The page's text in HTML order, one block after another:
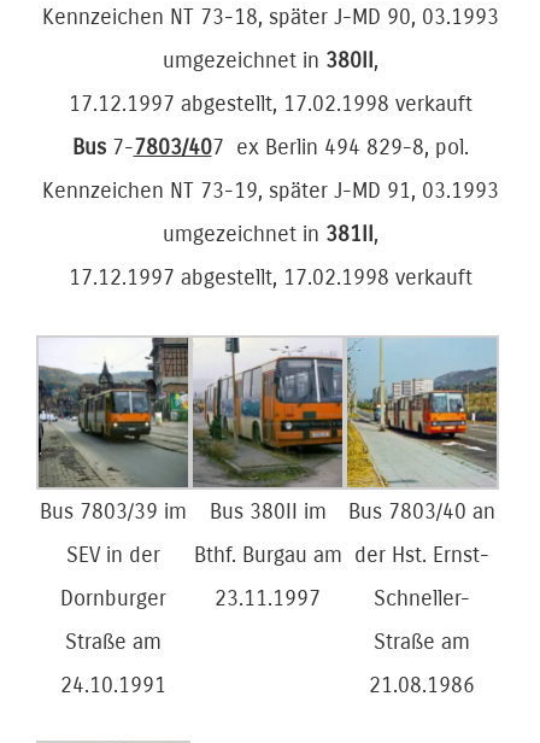
Kennzeichen NT 73-18, später J-MD 90, 03.1993
umgezeichnet in 380II,
17.12.1997 abgestellt, 17.02.1998 verkauft
Bus 7-7803/407 ex Berlin 494 829-8, pol.
Kennzeichen NT 73-19, später J-MD 91, 03.1993
umgezeichnet in 381II,
17.12.1997 abgestellt, 17.02.1998 verkauft
Bus 7803/39 im
SEV in der
Dornburger
Straße am
24.10.1991
Bus 380II im
Bthf. Burgau am
23.11.1997
Bus 7803/40 an
der Hst. Ernst-
Schneller-
Straße am
21.08.1986